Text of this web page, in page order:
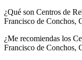
¿Qué son Centros de
Francisco de Conchos,
¿Me recomiendas los
Francisco de Conchos,